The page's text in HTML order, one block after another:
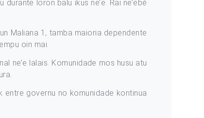
loron balu ikus ne’e. Rai ne’ebé
Maliana 1, tamba maioria dependente
oin mai.
ne’e lalais. Komunidade mos husu atu
entre governu no komunidade kontinua